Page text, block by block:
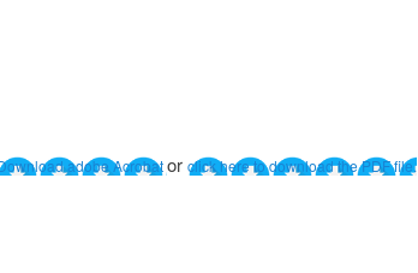
adobe Acrobator click here to download the PDF file.